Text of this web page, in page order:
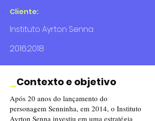
Cliente:
Instituto Ayrton Senna
2016.2018
Contexto e objetivo
Após 20 anos do lançamento do
personagem Senninha, em 2014, o Instituto
Ayrton Senna investiu em uma estratégia